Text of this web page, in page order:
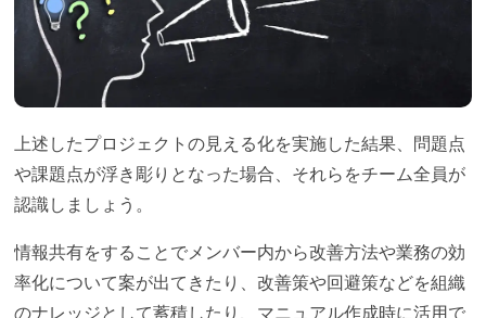
上述したプロジェクトの見える化を実施した結果、問題点
や課題点が浮き彫りとなった場合、それらをチーム全員が
認識しましょう。
情報共有をすることでメンバー内から改善方法や業務の効
率化について案が出てきたり、改善策や回避策などを組織
のナレッジとして蓄積したり、マニュアル作成時に活用で